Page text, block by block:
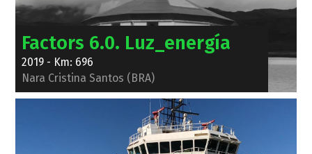
Factors 6.0. Luz_energía
2019 - Km: 696
Nara Cristina Santos (BRA)